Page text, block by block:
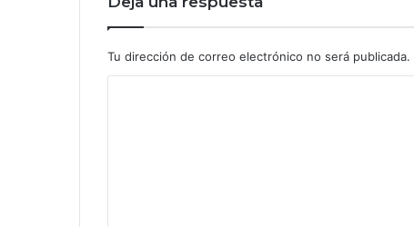
Tu dirección de correo electrónico no será publicada.